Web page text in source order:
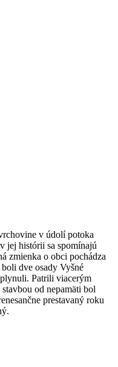
v údolí potoka
jej histórii sa spomínajú
zmienka o obci pochádza
dve osady Vyšné
Patrili viacerým
od nepamäti bol
prestavaný roku